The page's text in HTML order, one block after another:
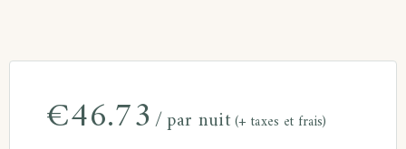
€46.73 par nuit(+ taxes et frais)